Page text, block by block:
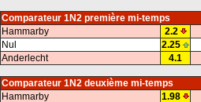
Comparateur 1N2 première mi-temps
Hammarby
2.2
Nul
2.25
Anderlecht
4.1
Comparateur 1N2 deuxième mi-temps
Hammarby
1.98